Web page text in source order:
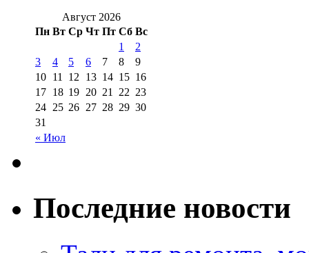
Август 2026
Пн Вт Ср Чт Пт Сб Вс
« Июл
1
2
3
4 5 6 7 8
9
10 11 12 13 14 15 16
17 18 19 20 21 22 23
24 25 26 27 28 29 30
31
Последние новости